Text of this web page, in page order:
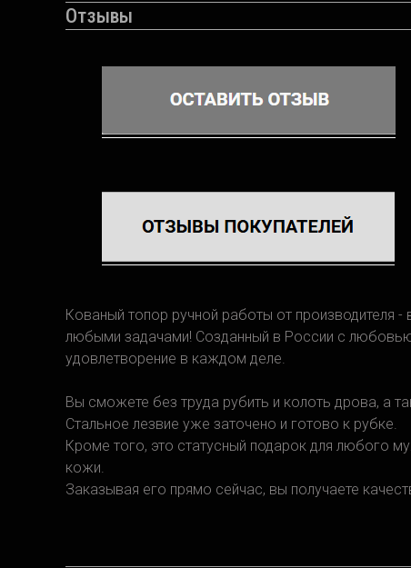
Отзывы
Кованый топор ручной работы от производителя
любыми задачами! Созданный в России с
удовлетворение в каждом деле.
Вы сможете без труда рубить и колоть дрова, а
Стальное лезвие уже заточено и готово к рубке.
Кроме того, это статусный подарок для любого
кожи.
Заказывая его прямо сейчас, вы получаете